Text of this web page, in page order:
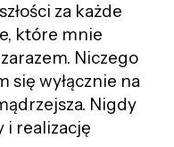
za każde
które mnie
Niczego
się wyłącznie na
Nigdy
i realizację